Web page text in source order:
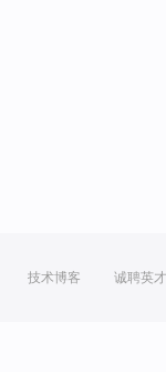
技术博客 诚聘英才